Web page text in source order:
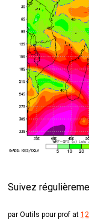
Suivez
parOutils pour prof at